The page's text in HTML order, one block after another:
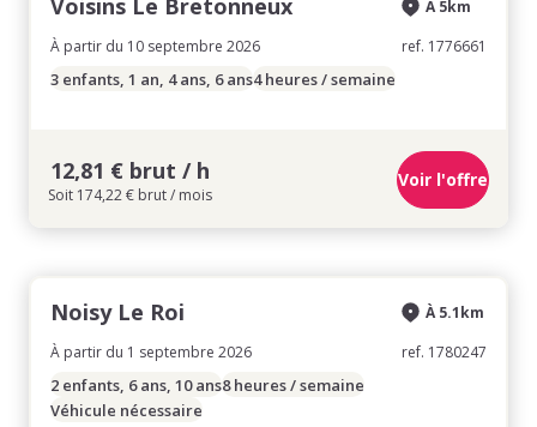
Voisins Le Bretonneux
À partir du 10 septembre 2026
À 5km
ref. 1776661
3 enfants, 1 an, 4 ans, 6 ans4 heures / semaine
12,81 € brut / h
Soit 174,22 € brut / mois
Voir l'offre
Noisy Le Roi
À partir du 1 septembre 2026
À 5.1km
ref. 1780247
2 enfants, 6 ans, 10 ans8 heures / semaine
Véhicule nécessaire